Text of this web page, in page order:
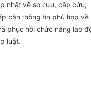
nhật về sơ cứu, cấp cứu;
cận thông tin phù hợp về
phục hồi chức năng lao
luật.